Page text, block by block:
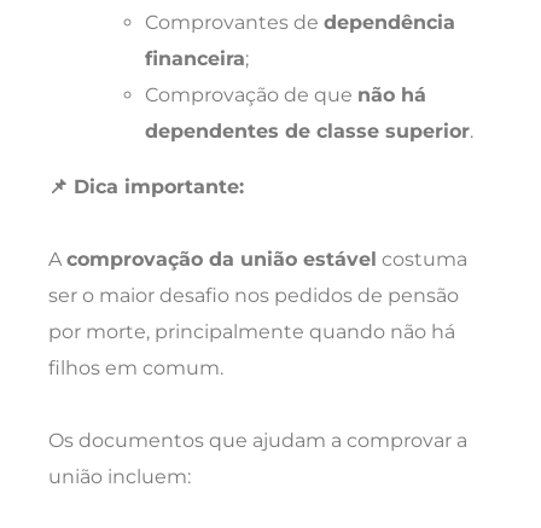
Comprovantes de dependência
financeira;
Comprovação de que não há
dependentes de classe superior.
📌 Dica importante:
A comprovação da união estável costuma
ser o maior desafio nos pedidos de pensão
por morte, principalmente quando não há
filhos em comum.
Os documentos que ajudam a comprovar a
união incluem: